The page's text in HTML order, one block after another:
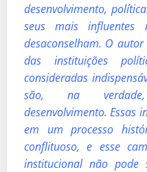
desenvolvimento,
seus mais influentes
desaconselham. O
das instituições
consideradas
são, na verdade,
desenvolvimento. Essas
em um processo
conflituoso, e esse
institucional não pode